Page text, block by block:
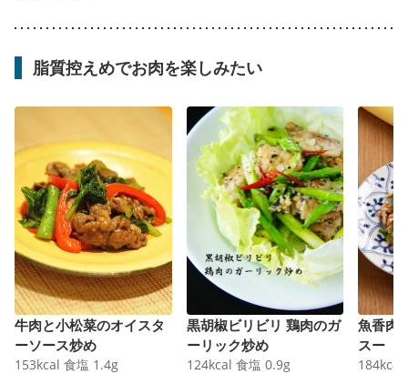
脂質控えめでお肉を楽しみたい
牛肉と小松菜のオイスタ
ーソース炒め
153kcal 食塩 1.4g
黒胡椒ビリビリ 鶏肉のガ
ーリック炒め
124kcal 食塩 0.9g
魚香肉
スー
184kcal